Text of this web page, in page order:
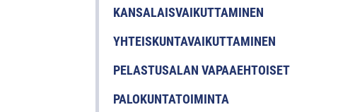
KANSALAISVAIKUTTAMINEN
YHTEISKUNTAVAIKUTTAMINEN
PELASTUSALAN VAPAAEHTOISET
PALOKUNTATOIMINTA